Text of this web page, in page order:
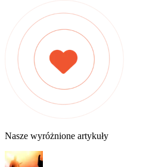
Nasze wyróżnione artykuły